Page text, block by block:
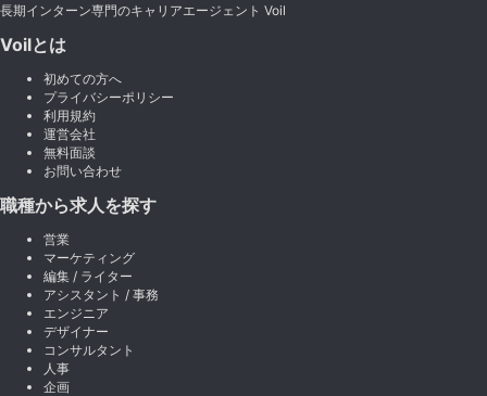
長期インターン専門のキャリアエージェント Voil
Voilとは
初めての方へ
プライバシーポリシー
利用規約
運営会社
無料面談
お問い合わせ
職種から求人を探す
営業
マーケティング
編集 / ライター
アシスタント / 事務
エンジニア
デザイナー
コンサルタント
人事
企画